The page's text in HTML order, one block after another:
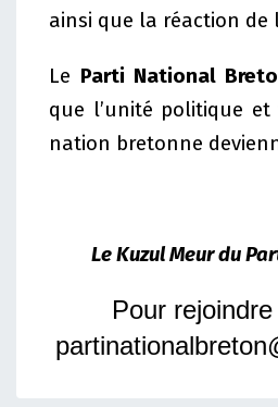
ainsi que la réaction de
Le Parti National
que l’unité politique
nation bretonne
Le Kuzul Meur du
Pour